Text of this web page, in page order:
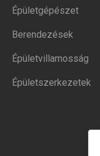
Épületgépészet
Berendezések
Épületvillamosság
Épületszerkezetek